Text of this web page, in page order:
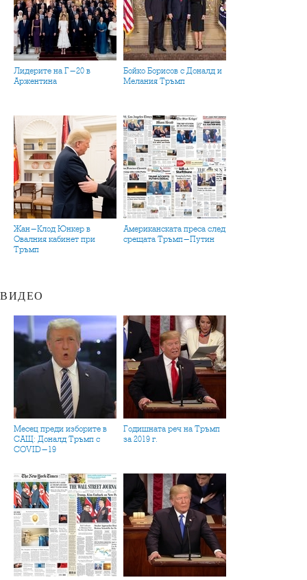
Лидерите на Г-20 в
Аржентина
Бойко Борисов с Доналд и
Мелания Тръмп
Жан-Клод Юнкер в
Овалния кабинет при
Тръмп
Американската преса след
срещата Тръмп-Путин
ВИДЕО
Месец преди изборите в
САЩ: Доналд Тръмп с
COVID-19
Годишната реч на Тръмп
за 2019 г.